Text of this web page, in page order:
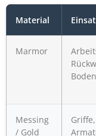
Material
Marmor
Messing
/ Gold
Griffe,